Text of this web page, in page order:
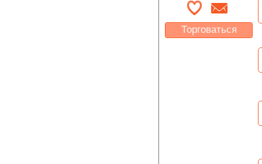
Торговаться